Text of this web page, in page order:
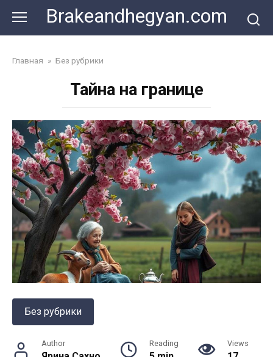
content
Brakeandhegyan.com
Главная » Без рубрики
Тайна на границе
Без рубрики
Author Reading Views